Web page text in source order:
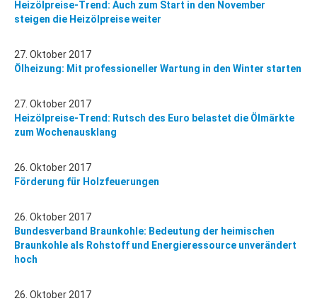
Heizölpreise-Trend: Auch zum Start in den November
steigen die Heizölpreise weiter
27. Oktober 2017
Ölheizung: Mit professioneller Wartung in den Winter starten
27. Oktober 2017
Heizölpreise-Trend: Rutsch des Euro belastet die Ölmärkte
zum Wochenausklang
26. Oktober 2017
Förderung für Holzfeuerungen
26. Oktober 2017
Bundesverband Braunkohle: Bedeutung der heimischen
Braunkohle als Rohstoff und Energieressource unverändert
hoch
26. Oktober 2017